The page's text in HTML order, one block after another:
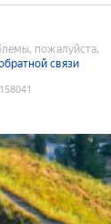
пожалуйста,
связи